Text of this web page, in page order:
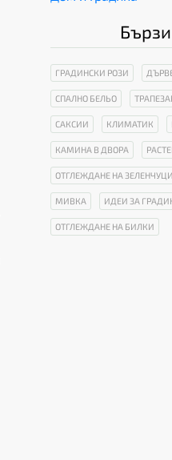
ГРАДИНСКИ РОЗИ
СПАЛНО БЕЛЬО
САКСИИ КЛИМАТИК
КАМИНА В ДВОРА
ОТГЛЕЖДАНЕ НА ЗЕЛЕНЧУЦИ
МИВКА ИДЕИ ЗА
ОТГЛЕЖДАНЕ НА БИЛКИ